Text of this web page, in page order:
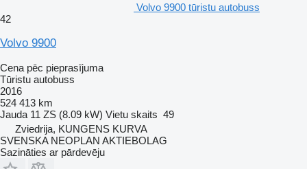
Volvo 9900 tūristu autobuss
42
Volvo 9900
Cena pēc pieprasījuma
Tūristu autobuss
2016
524 413 km
Jauda 11 ZS (8.09 kW) Vietu skaits 49
Zviedrija, KUNGENS KURVA
SVENSKA NEOPLAN AKTIEBOLAG
Sazināties ar pārdevēju